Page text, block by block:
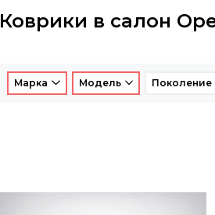
Коврики в салон
Марка Модель Поколение